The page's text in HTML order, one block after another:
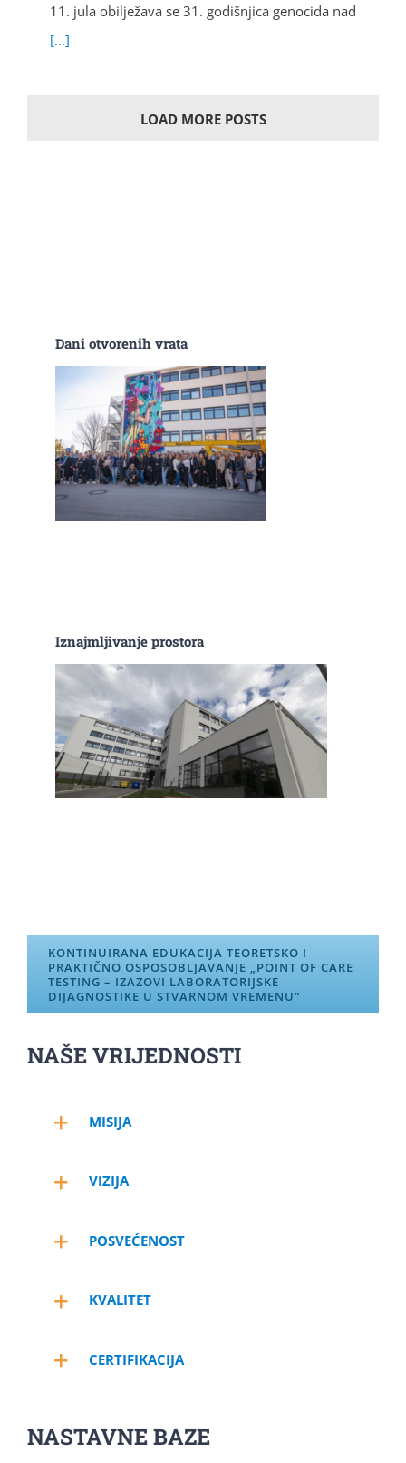
11. jula obilježava se 31. godišnjica genocida nad
[...]
LOAD MORE POSTS
Dani otvorenih vrata
Iznajmljivanje prostora
KONTINUIRANA EDUKACIJA TEORETSKO I
PRAKTIČNO OSPOSOBLJAVANJE „POINT OF CARE
TESTING – IZAZOVI LABORATORIJSKE
DIJAGNOSTIKE U STVARNOM VREMENU“
NAŠE VRIJEDNOSTI
MISIJA
VIZIJA
POSVEĆENOST
KVALITET
CERTIFIKACIJA
NASTAVNE BAZE